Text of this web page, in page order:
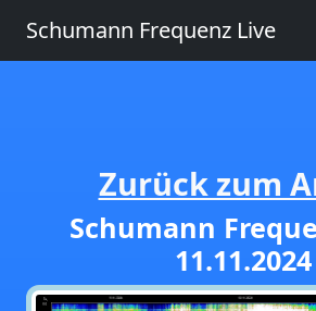
Schumann Frequenz Live
Zurück zum
Schumann
11.11.2024